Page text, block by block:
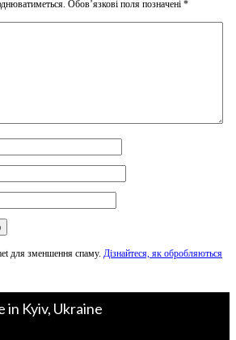
Обов’язкові поля позначені *
для зменшення спаму. Дізнайтеся, як обробляються
Kyiv, Ukraine